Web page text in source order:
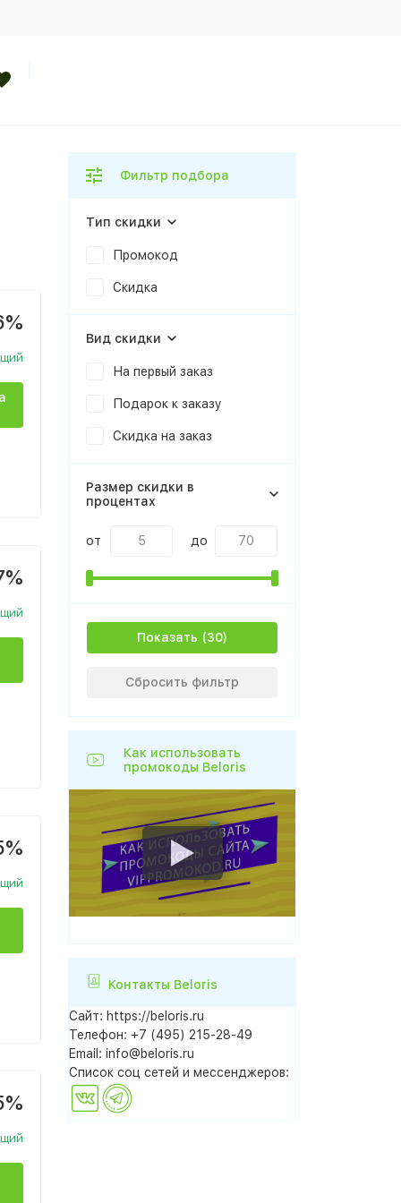
Фильтр подбора
Тип скидки
Промокод
Скидка
Вид скидки
На первый заказ
Подарок к заказу
Скидка на заказ
Размер скидки в
процентах
от до
Показать
Сбросить фильтр
Как использовать
промокоды Beloris
Контакты Beloris
Сайт: https://beloris.ru
Телефон: +7 (495) 215-28-49
Email: info@beloris.ru
Список соц сетей и мессенджеров: